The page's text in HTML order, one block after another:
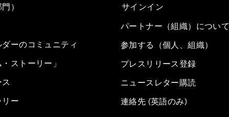
）
ーのコミュニティ
ストーリー」
リー
サインイン
パートナー（組織）につい
参加する（個人、組織）
プレスリリース登録
ニュースレター購読
連絡先 (英語のみ)